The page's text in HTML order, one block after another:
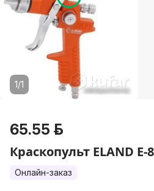
1/1
65.55 р.
Краскопульт ELAND E-
Онлайн-заказ